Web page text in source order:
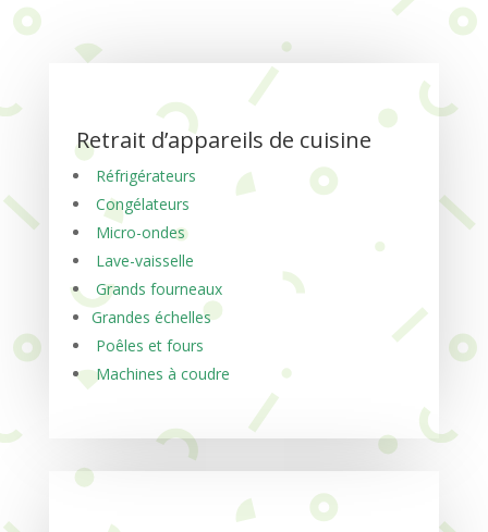
Retrait d’appareils de cuisine
Réfrigérateurs
Congélateurs
Micro-ondes
Lave-vaisselle
Grands fourneaux
Grandes échelles
Poêles et fours
Machines à coudre